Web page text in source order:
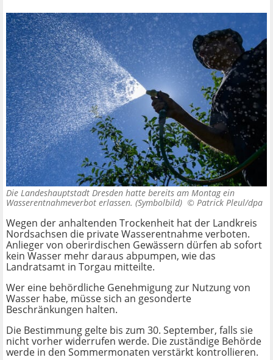
Die Landeshauptstadt Dresden hatte bereits am Montag ein
Wasserentnahmeverbot erlassen. (Symbolbild) © Patrick Pleul/dpa
Wegen der anhaltenden Trockenheit hat der Landkreis
Nordsachsen die private Wasserentnahme verboten.
Anlieger von oberirdischen Gewässern dürfen ab sofort
kein Wasser mehr daraus abpumpen, wie das
Landratsamt in Torgau mitteilte.
Wer eine behördliche Genehmigung zur Nutzung von
Wasser habe, müsse sich an gesonderte
Beschränkungen halten.
Die Bestimmung gelte bis zum 30. September, falls sie
nicht vorher widerrufen werde. Die zuständige Behörde
werde in den Sommermonaten verstärkt kontrollieren.